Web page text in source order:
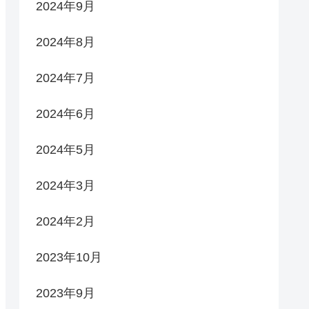
2024年9月
2024年8月
2024年7月
2024年6月
2024年5月
2024年3月
2024年2月
2023年10月
2023年9月